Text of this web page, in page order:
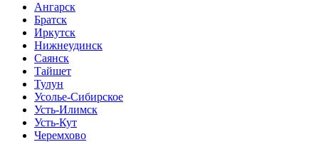
Ангарск
Братск
Иркутск
Нижнеудинск
Саянск
Тайшет
Тулун
Усолье-Сибирское
Усть-Илимск
Усть-Кут
Черемхово